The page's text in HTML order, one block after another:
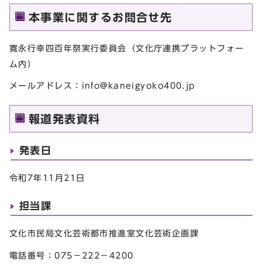
本事業に関するお問合せ先
寛永行幸四百年祭実行委員会（文化庁連携プラットフォー
ム内）
メールアドレス： info@kaneigyoko400.jp
報道発表資料
発表日
令和7年11月21日
担当課
文化市民局文化芸術都市推進室文化芸術企画課
電話番号：075－222－4200